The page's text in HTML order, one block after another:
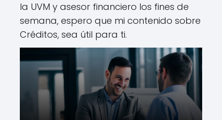
la UVM y asesor financiero los fines de
semana, espero que mi contenido sobre
Créditos, sea útil para ti.